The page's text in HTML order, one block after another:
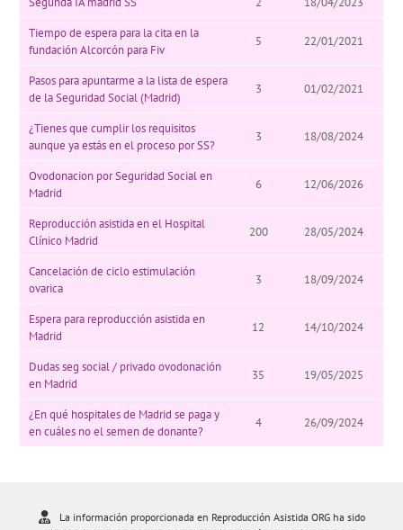
Tiempo de espera para la cita en la
fundación Alcorcón para Fiv
5 22/01/2021
Pasos para apuntarme a la lista de espera
de la Seguridad Social (Madrid)
3 01/02/2021
¿Tienes que cumplir los requisitos
aunque ya estás en el proceso por SS?
3 18/08/2024
Ovodonacion por Seguridad Social en
Madrid
6 12/06/2026
Reproducción asistida en el Hospital
Clínico Madrid
200 28/05/2024
Cancelación de ciclo estimulación
ovarica
3 18/09/2024
Espera para reproducción asistida en
Madrid
12 14/10/2024
Dudas seg social / privado ovodonación
en Madrid
35 19/05/2025
¿En qué hospitales de Madrid se paga y
en cuáles no el semen de donante?
4 26/09/2024
La información proporcionada en Reproducción Asistida ORG ha sido